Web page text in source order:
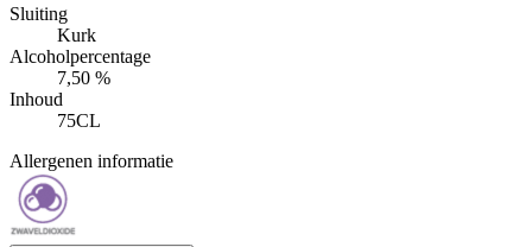
Sluiting
Kurk
Alcoholpercentage
7,50 %
Inhoud
75CL
Allergenen informatie